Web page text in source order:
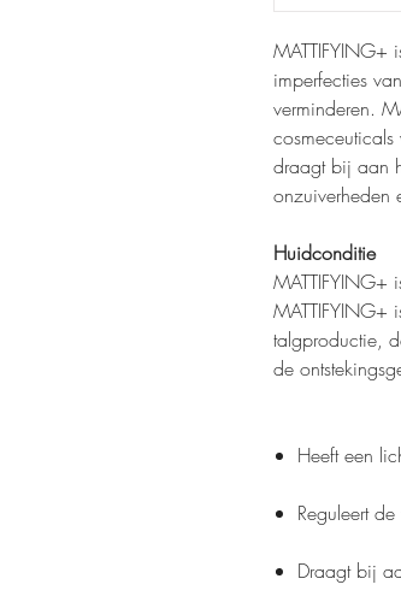
MATTIFYING+
imperfecties
verminderen.
draagt bij aan
onzuiverheden
Huidconditie
MATTIFYING+
MATTIFYING+
talgproductie,
de
Heeft een
Reguleert
Draagt bij